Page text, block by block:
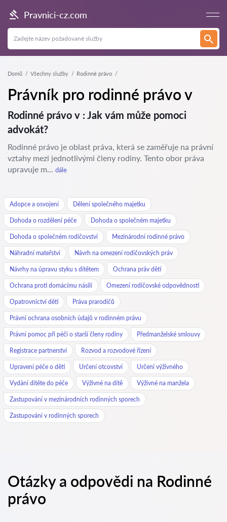
Pravnici-cz.com
Domů Všechny služby Rodinné právo
Právník pro rodinné právo v
Rodinné právo v : Jak vám může pomoci
advokát?
Rodinné právo je oblast práva, která se zaměřuje na právní
vztahy mezi jednotlivými členy rodiny. Tento obor práva
upravuje m... dále
Adopce a osvojení Dělení společného majetku
Dohoda o rozdělení péče Dohoda o společném majetku
Dohoda o společném rodičovství Mezinárodní rodinné právo
Náhradní mateřství Návrh na omezení rodičovských práv
Návrhy na úpravu styku s dítětem Ochrana práv dětí
Ochrana proti domácímu násilí Omezení rodičovské odpovědnosti
Opatrovnictví dětí Práva prarodičů
Právní ochrana osobních údajů v rodinném právu
Právní pomoc při péči o starší členy rodiny Předmanželské smlouvy
Registrace partnerství Rozvod a rozvodové řízení
Upravení péče o děti Určení otcovství Určení výživného
Vydání dítěte do péče Výživné na dítě Výživné na manžela
Zastupování v mezinárodních rodinných sporech
Zastupování v rodinných sporech
Otázky a odpovědi na Rodinné
právo